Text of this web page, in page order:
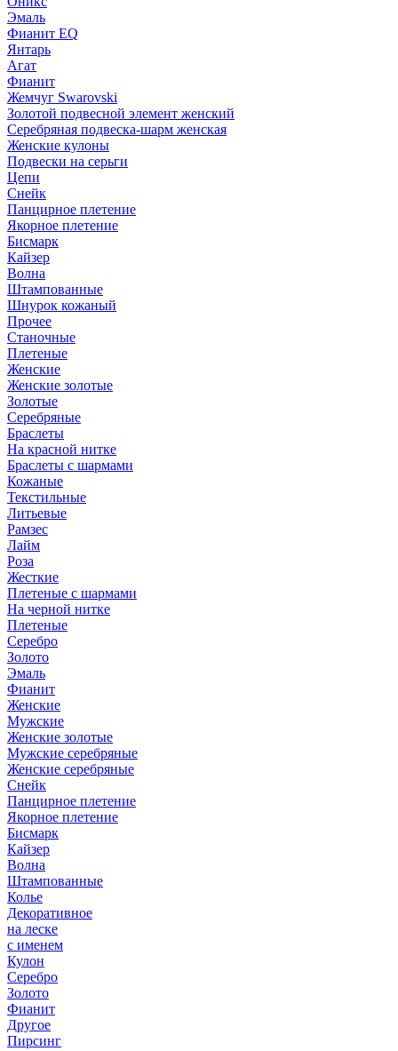
Эмаль
Фианит EQ
Янтарь
Агат
Фианит
Жемчуг Swarovski
Золотой подвесной элемент женcкий
Серебряная подвеска-шарм женская
Женские кулоны
Подвески на серьги
Цепи
Снейк
Панцирное плетение
Якорное плетение
Бисмарк
Кайзер
Волна
Штампованные
Шнурок кожаный
Прочее
Станочные
Плетеные
Женские
Женские золотые
Золотые
Серебряные
Браслеты
На красной нитке
Браслеты с шармами
Кожаные
Текстильные
Литьевые
Рамзес
Лайм
Роза
Жесткие
Плетеные с шармами
На черной нитке
Плетеные
Серебро
Золото
Эмаль
Фианит
Женские
Мужские
Женские золотые
Мужские серебряные
Женские серебряные
Снейк
Панцирное плетение
Якорное плетение
Бисмарк
Кайзер
Волна
Штампованные
Колье
Декоративное
на леске
с именем
Кулон
Серебро
Золото
Фианит
Другое
Пирсинг